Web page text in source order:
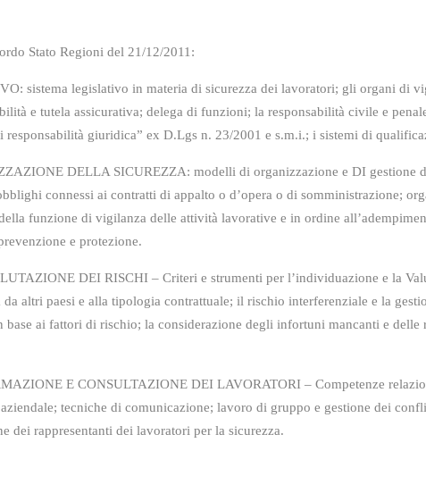
Stato Regioni del 21/12/2011:
sistema legislativo in materia di sicurezza dei lavoratori; gli organi di
e tutela assicurativa; delega di funzioni; la responsabilità civile e
responsabilità giuridica” ex D.Lgs n. 23/2001 e s.m.i.; i sistemi di
DELLA SICUREZZA: modelli di organizzazione e DI gestione
connessi ai contratti di appalto o d’opera o di somministrazione;
funzione di vigilanza delle attività lavorative e in ordine
e protezione.
DEI RISCHI – Criteri e strumenti per l’individuazione e la
altri paesi e alla tipologia contrattuale; il rischio interferenziale e la
ai fattori di rischio; la considerazione degli infortuni mancanti e
E CONSULTAZIONE DEI LAVORATORI – Competenze
tecniche di comunicazione; lavoro di gruppo e gestione dei
dei rappresentanti dei lavoratori per la sicurezza.